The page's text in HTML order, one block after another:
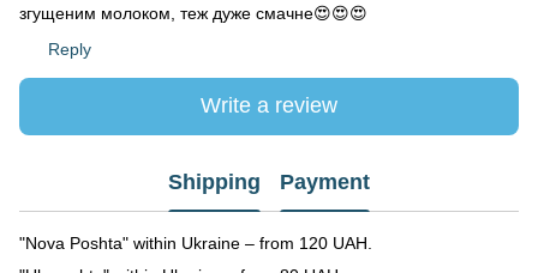
згущеним молоком, теж дуже смачне😍😍😍
Reply
Write a review
Shipping Payment
"Nova Poshta" within Ukraine – from 120 UAH.